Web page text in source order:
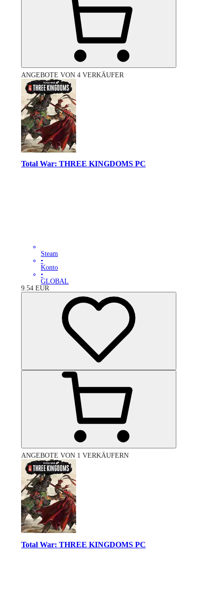
ANGEBOTE VON 4 VERKÄUFER
Total War: THREE KINGDOMS PC
Steam
•
Konto
•
GLOBAL
9.54 EUR
ANGEBOTE VON 1 VERKÄUFERN
Total War: THREE KINGDOMS PC